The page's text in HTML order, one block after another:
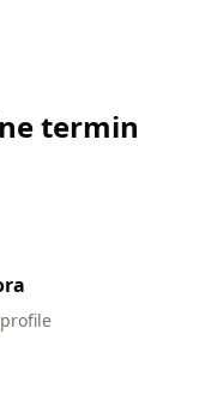
termin
profile